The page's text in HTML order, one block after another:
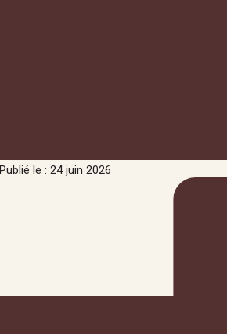
Publié le : 24 juin 2026